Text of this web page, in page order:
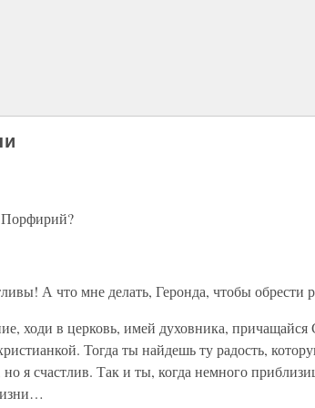
Порфирий?
А что мне делать, Геронда, чтобы обрести
ходи в церковь, имей духовника,
Тогда ты найдешь ту радость,
я счастлив. Так и ты, когда немного